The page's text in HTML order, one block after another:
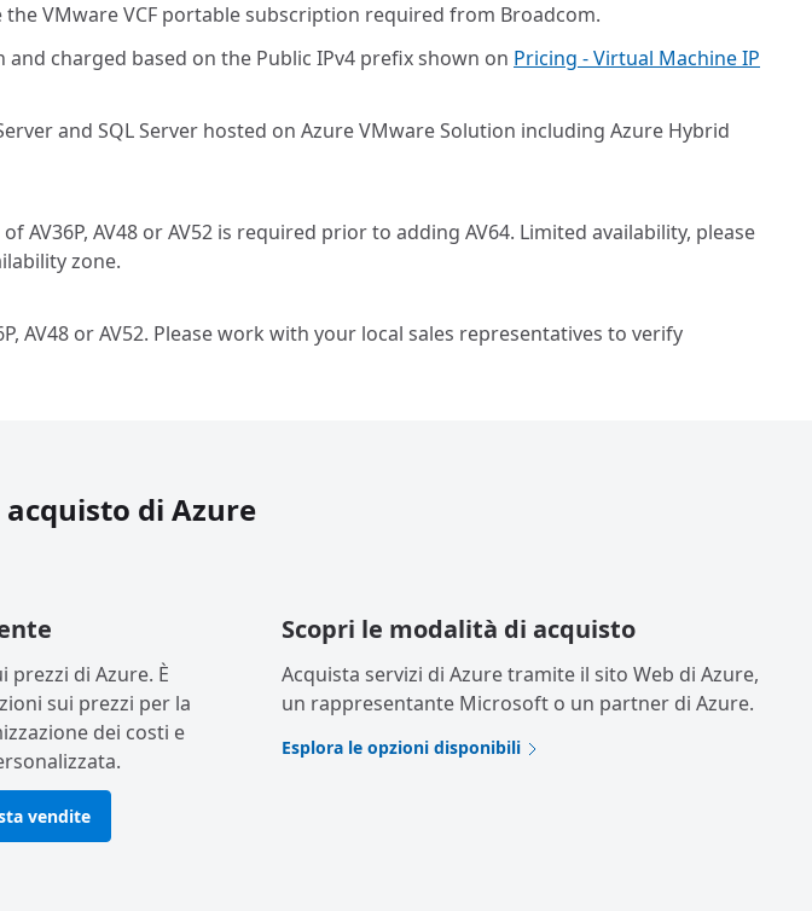
VMware VCF portable subscription required from Broadcom.
charged based on the Public IPv4 prefix shown on Pricing - Virtual Machine IP
and SQL Server hosted on Azure VMware Solution including Azure Hybrid
AV48 or AV52 is required prior to adding AV64. Limited availability, please
zone.
AV48 or AV52. Please work with your local sales representatives to verify
di Azure
di Azure. È
sui prezzi per la
dei costi e
vendite
Scopri le modalità di acquisto
Acquista servizi di Azure tramite il sito Web di Azure,
un rappresentante Microsoft o un partner di Azure.
Esplora le opzioni disponibili